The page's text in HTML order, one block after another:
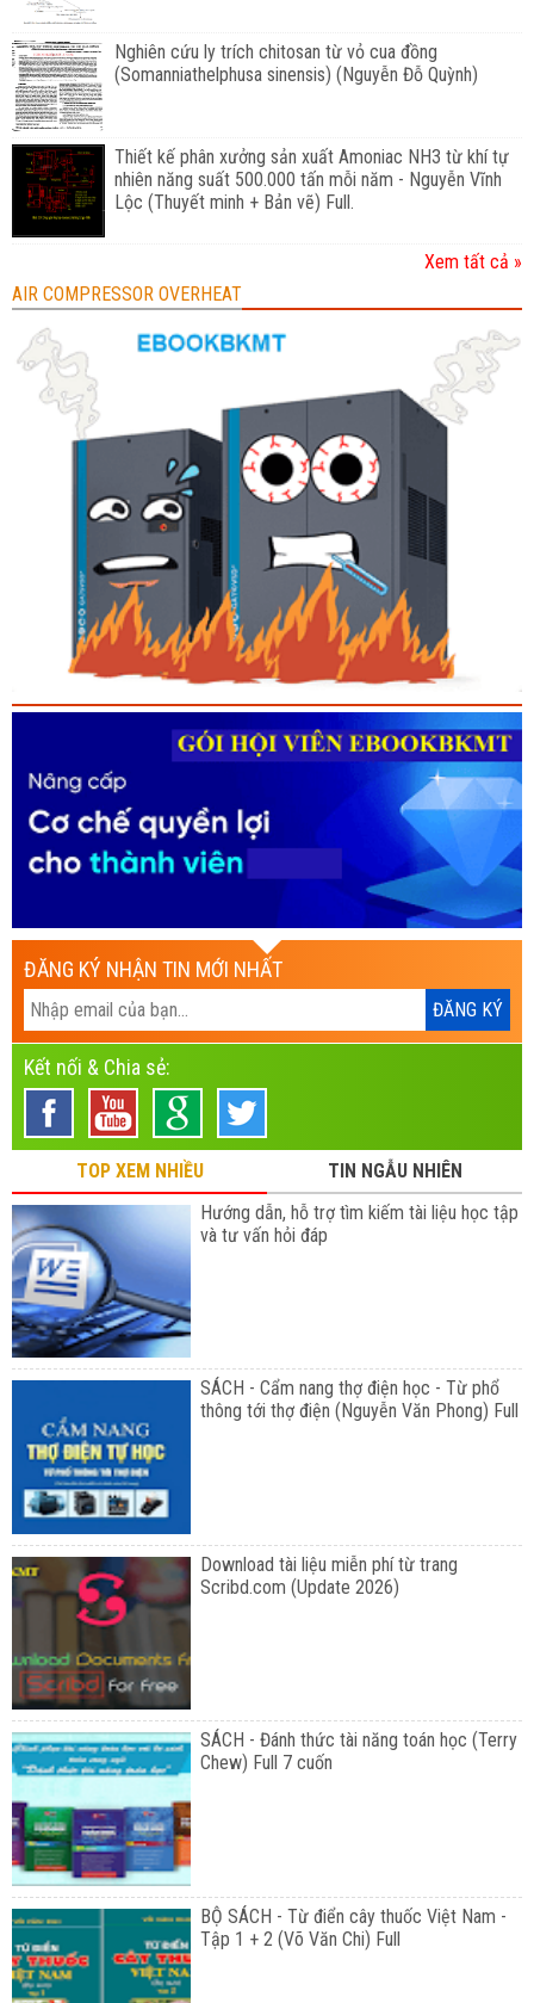
Nghiên cứu ly trích chitosan từ vỏ cua đồng
(Somanniathelphusa sinensis) (Nguyễn Đỗ Quỳnh)
Thiết kế phân xưởng sản xuất Amoniac NH3 từ khí tự
nhiên năng suất 500.000 tấn mỗi năm - Nguyễn Vĩnh
Lộc (Thuyết minh + Bản vẽ) Full.
Xem tất cả »
AIR COMPRESSOR OVERHEAT
ĐĂNG KÝ NHẬN TIN MỚI NHẤT
Kết nối & Chia sẻ:
TOP XEM NHIỀU
TIN NGẪU NHIÊN
Hướng dẫn, hỗ trợ tìm kiếm tài liệu học tập
và tư vấn hỏi đáp
SÁCH - Cẩm nang thợ điện học - Từ phổ
thông tới thợ điện (Nguyễn Văn Phong) Full
Download tài liệu miễn phí từ trang
Scribd.com (Update 2026)
SÁCH - Đánh thức tài năng toán học (Terry
Chew) Full 7 cuốn
BỘ SÁCH - Từ điển cây thuốc Việt Nam -
Tập 1 + 2 (Võ Văn Chi) Full